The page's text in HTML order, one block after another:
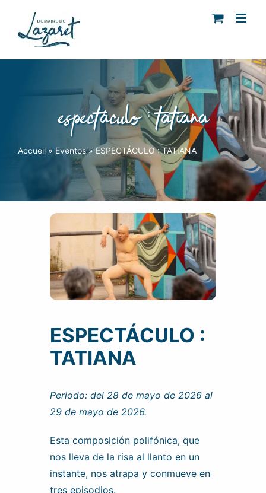
content
espectáculo : tatiana
Accueil» Eventos» ESPECTÁCULO : TATIANA
ESPECTÁCULO :
TATIANA
Periodo: del 28 de mayo de 2026 al
29 de mayo de 2026.
Esta composición polifónica, que
nos lleva de la risa al llanto en un
instante, nos atrapa y conmueve en
tres episodios.